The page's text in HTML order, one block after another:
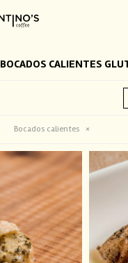
BOCADOS CALIENTES
Bocados calientes